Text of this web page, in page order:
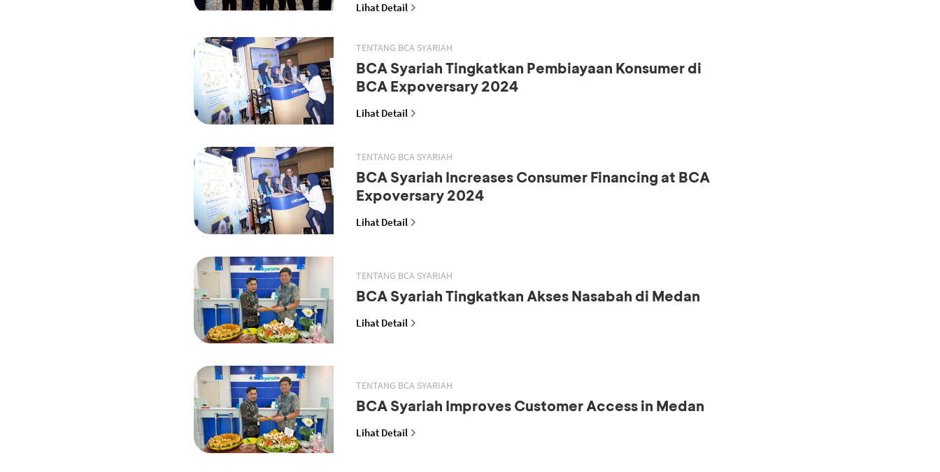
Lihat Detail
TENTANG BCA SYARIAH
BCA Syariah Tingkatkan Pembiayaan Konsumer di
BCA Expoversary 2024
Lihat Detail
TENTANG BCA SYARIAH
BCA Syariah Increases Consumer Financing at BCA
Expoversary 2024
Lihat Detail
TENTANG BCA SYARIAH
BCA Syariah Tingkatkan Akses Nasabah di Medan
Lihat Detail
TENTANG BCA SYARIAH
BCA Syariah Improves Customer Access in Medan
Lihat Detail